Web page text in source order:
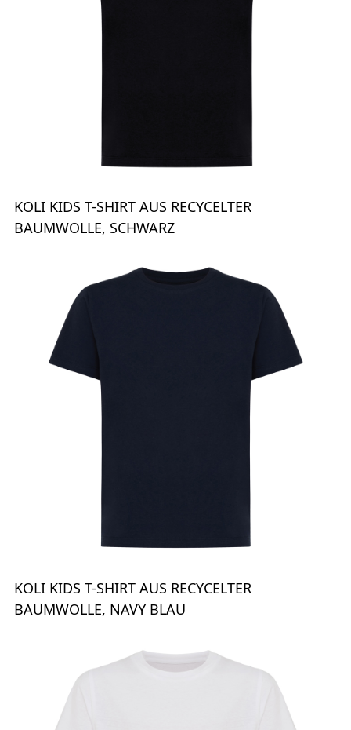
KOLI KIDS T-SHIRT AUS RECYCELTER
BAUMWOLLE, SCHWARZ
KOLI KIDS T-SHIRT AUS RECYCELTER
BAUMWOLLE, NAVY BLAU